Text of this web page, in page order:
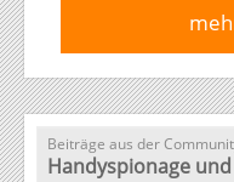
Beiträge aus der
Handyspionage